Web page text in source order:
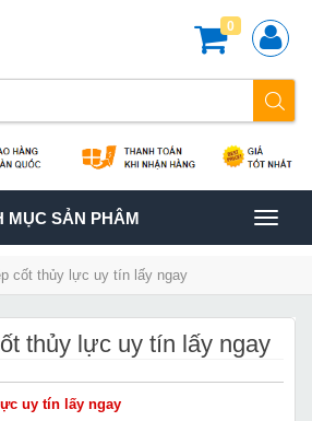
0
MỤC SẢN PHÂM
cốt thủy lực uy tín lấy ngay
thủy lực uy tín lấy ngay
uy tín lấy ngay